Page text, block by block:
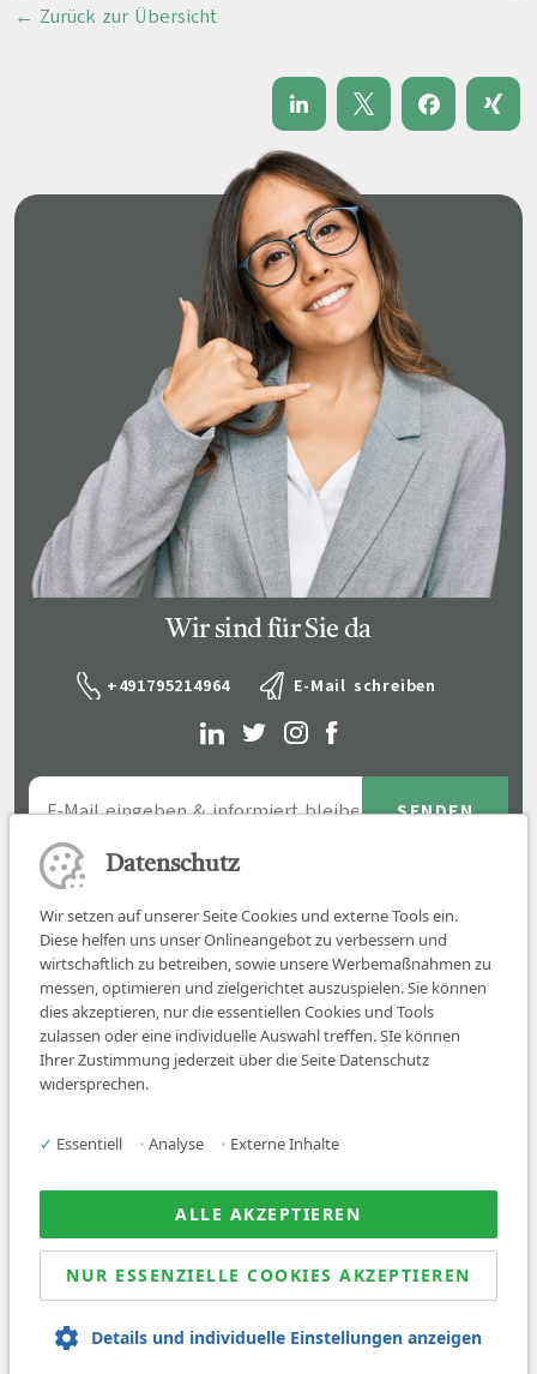
← Zurück zur Übersicht
Wir sind für Sie da
+491795214964 E-Mail schreiben
Job finden
Über uns
News
© 2026 Sanovetis. All rights reserved.
Datenschutz
Wir setzen auf unserer Seite Cookies und externe Tools ein.
Diese helfen uns unser Onlineangebot zu verbessern und
wirtschaftlich zu betreiben, sowie unsere Werbemaßnahmen zu
messen, optimieren und zielgerichtet auszuspielen. Sie können
dies akzeptieren, nur die essentiellen Cookies und Tools
zulassen oder eine individuelle Auswahl treffen. SIe können
Ihrer Zustimmung jederzeit über die Seite Datenschutz
widersprechen.
✓ Essentiell • Analyse • Externe Inhalte
ALLE AKZEPTIEREN
NUR ESSENZIELLE COOKIES AKZEPTIEREN
Details und individuelle Einstellungen anzeigen